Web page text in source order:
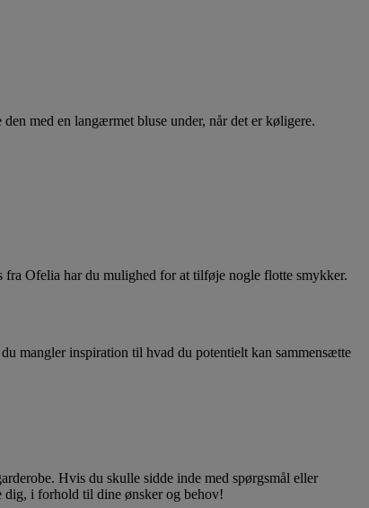
med en langærmet bluse under, når det er køligere.
Ofelia har du mulighed for at tilføje nogle flotte smykker.
mangler inspiration til hvad du potentielt kan sammensætte
Hvis du skulle sidde inde med spørgsmål eller
i forhold til dine ønsker og behov!